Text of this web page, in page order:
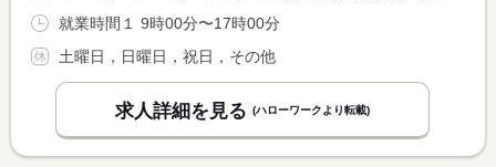
就業時間１ 9時00分〜17時00分
土曜日，日曜日，祝日，その他
求人詳細を見る (ハローワークより転載)